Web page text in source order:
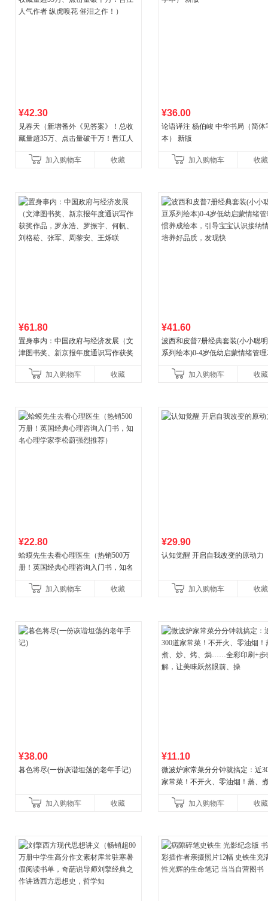
¥42.30
见春天（新增番外《见答案》！总收
藏量超35万、点击量破千万！晋江人
加入购物车
收藏
¥36.00
论语译注 杨伯峻 中华书局（简体
本） 新版
加入购物车 收藏
¥61.80
置身事内：中国政府与经济发展（文
津图书奖、新京报年度通识写作获奖
菘、张军、周黎安、王烁联
加入购物车 收藏
¥41.60
波西和皮普7册经典套装(小小聪
系列绘本)0-4岁低幼启蒙情绪管
养好品质，发现快
加入购物车 收藏
¥22.80
蛤蟆先生去看心理医生（热销500万
册！英国经典心理咨询入门书，知名
加入购物车
收藏
¥29.90
认知觉醒 开启自我改变的原动力
加入购物车 收藏
¥38.00
暮色将尽(一份诙谐坦荡的老年手记)
加入购物车 收藏
¥11.10
微波炉家常菜分分钟就搞定：近
家常菜！不开火、零油烟！蒸、
让美味跃然眼前、操
加入购物车 收藏